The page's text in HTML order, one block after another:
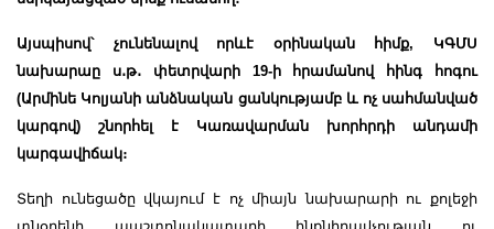
Այսպիսով՝ չունենալով որևէ օրինական հիմք, ԿԳՄՍ
նախարաը ս․թ․փետրվարի 19-ի հրամանով հինգ հոգու
(Արմինե Կոլյանի անձնական ցանկությամբ և ոչ սահմանված
կարգով) շնորհել է Կառավարման խորհրդի անդամի
կարգավիճակ։
Տեղի ունեցածը վկայում է ոչ միայն նախարարի ու քոլեջի